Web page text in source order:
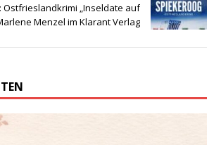
Ostfrieslandkrimi „Inseldate auf
Menzel im Klarant Verlag